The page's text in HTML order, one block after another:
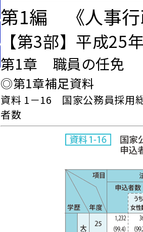
第1編 《人事行
【第3部】平成25
第1章 職員の任免
◎第1章補足資料
資料 1－16 国家公務員採用
者数